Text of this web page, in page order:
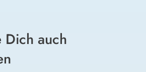
Dich auch